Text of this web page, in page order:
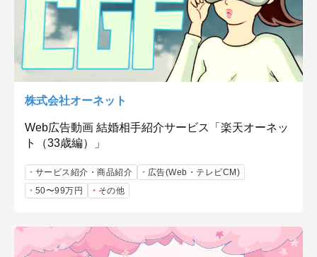
株式会社オーネット
Web広告動画 結婚相手紹介サービス「楽天オーネッ
ト（33歳編）」
サービス紹介・商品紹介
広告(Web・テレビCM)
50〜99万円
その他